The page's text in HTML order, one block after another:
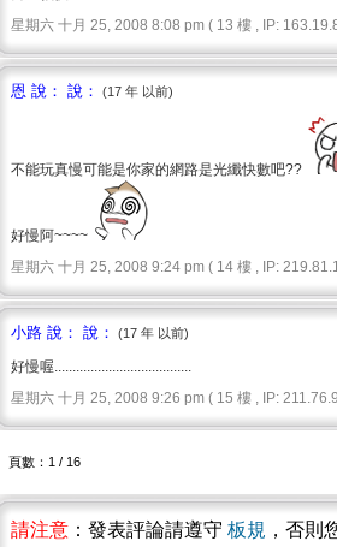
星期六 十月 25, 2008 8:08 pm ( 13 樓 , IP:
恩 說： 說： (17 年 以前)
不能玩真慢可能是你家的網路是光纖快數吧??
好慢阿~~~~
星期六 十月 25, 2008 9:24 pm ( 14 樓 , IP:
小路 說： 說： (17 年 以前)
好慢喔......................................
星期六 十月 25, 2008 9:26 pm ( 15 樓 , IP:
頁數：1 / 16
請注意 ：發表評論請遵守 板規 ，否則